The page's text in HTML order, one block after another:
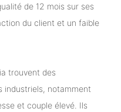
de 12 mois sur ses
du client et un faible
trouvent des
industriels, notamment
et couple élevé. Ils